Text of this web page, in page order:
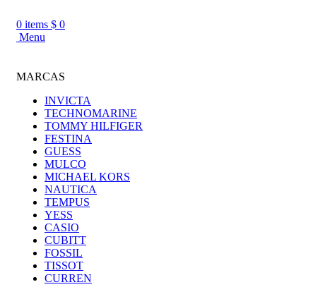
0 items $ 0
Menu
MARCAS
INVICTA
TECHNOMARINE
TOMMY HILFIGER
FESTINA
GUESS
MULCO
MICHAEL KORS
NAUTICA
TEMPUS
YESS
CASIO
CUBITT
FOSSIL
TISSOT
CURREN